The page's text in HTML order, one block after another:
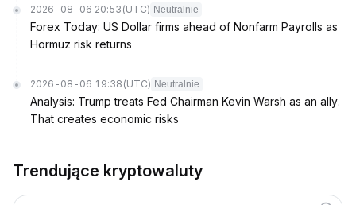
2026-08-06 20:53 (UTC) Neutralnie
Forex Today: US Dollar firms ahead of Nonfarm Payrolls as
Hormuz risk returns
2026-08-06 19:38 (UTC) Neutralnie
Analysis: Trump treats Fed Chairman Kevin Warsh as an ally.
That creates economic risks
Trendujące kryptowaluty